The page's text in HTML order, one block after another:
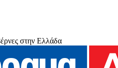
στην Ελλάδα